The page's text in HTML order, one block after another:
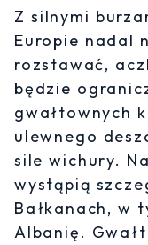
Z silnymi
Europie nadal
rozstawać,
będzie
gwałtownych
ulewnego
sile wichury.
wystąpią
Bałkanach, w
Albanię.